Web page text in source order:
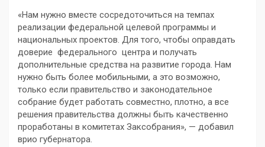
«Нам нужно вместе сосредоточиться на темпах
реализации федеральной целевой программы и
национальных проектов. Для того, чтобы оправдать
доверие федерального центра и получать
дополнительные средства на развитие города. Нам
нужно быть более мобильными, а это возможно,
только если правительство и законодательное
собрание будет работать совместно, плотно, а все
решения правительства должны быть качественно
проработаны в комитетах Заксобрания», — добавил
врио губернатора.